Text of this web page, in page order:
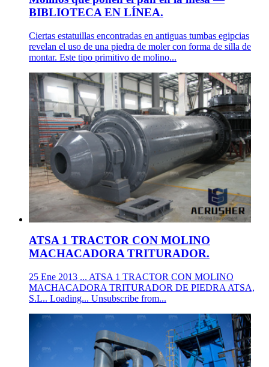
BIBLIOTECA EN LÍNEA.
Ciertas estatuillas encontradas en antiguas tumbas egipcias
revelan el uso de una piedra de moler con forma de silla de
montar. Este tipo primitivo de molino...
ATSA 1 TRACTOR CON MOLINO
MACHACADORA TRITURADOR.
25 Ene 2013 ... ATSA 1 TRACTOR CON MOLINO
MACHACADORA TRITURADOR DE PIEDRA ATSA,
S.L.. Loading... Unsubscribe from...